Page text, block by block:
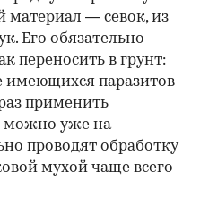
материал — севок, из
Его обязательно
переносить в грунт:
имеющихся паразитов
применить
можно уже на
проводят обработку
мухой чаще всего